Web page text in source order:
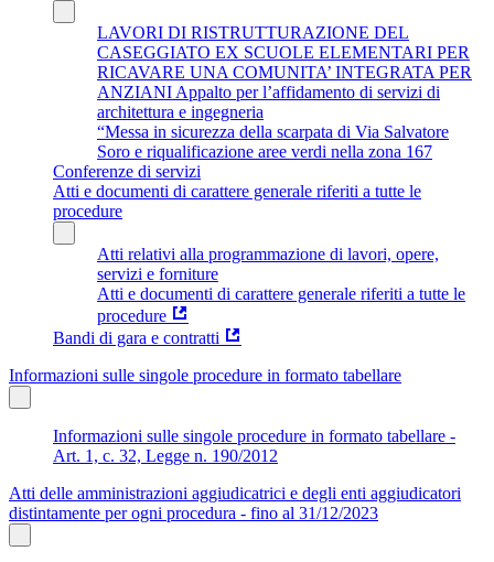
LAVORI DI RISTRUTTURAZIONE DEL
CASEGGIATO EX SCUOLE ELEMENTARI PER
RICAVARE UNA COMUNITA’ INTEGRATA PER
ANZIANI Appalto per l’affidamento di servizi di
architettura e ingegneria
“Messa in sicurezza della scarpata di Via Salvatore
Soro e riqualificazione aree verdi nella zona 167
Conferenze di servizi
Atti e documenti di carattere generale riferiti a tutte le
procedure
Atti relativi alla programmazione di lavori, opere,
servizi e forniture
Atti e documenti di carattere generale riferiti a tutte le
procedure
Bandi di gara e contratti
Informazioni sulle singole procedure in formato tabellare
Informazioni sulle singole procedure in formato tabellare -
Art. 1, c. 32, Legge n. 190/2012
Atti delle amministrazioni aggiudicatrici e degli enti aggiudicatori
distintamente per ogni procedura - fino al 31/12/2023